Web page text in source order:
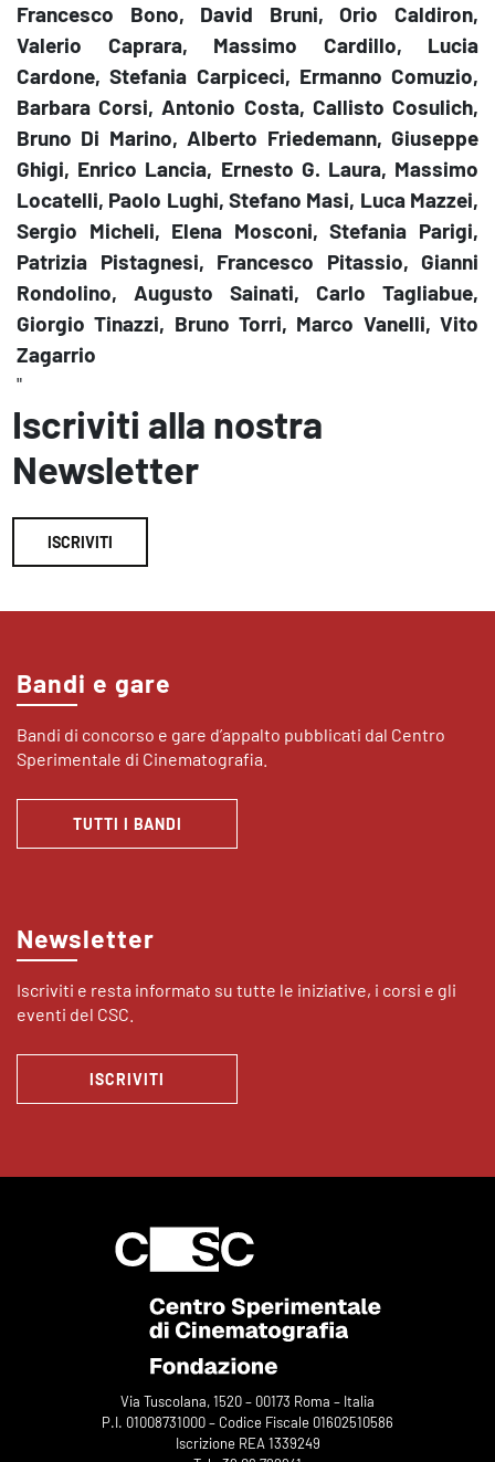
Francesco Bono, David Bruni, Orio Caldiron,
Valerio Caprara, Massimo Cardillo, Lucia
Cardone, Stefania Carpiceci, Ermanno Comuzio,
Barbara Corsi, Antonio Costa, Callisto Cosulich,
Bruno Di Marino, Alberto Friedemann, Giuseppe
Ghigi, Enrico Lancia, Ernesto G. Laura, Massimo
Locatelli, Paolo Lughi, Stefano Masi, Luca Mazzei,
Sergio Micheli, Elena Mosconi, Stefania Parigi,
Patrizia Pistagnesi, Francesco Pitassio, Gianni
Rondolino, Augusto Sainati, Carlo Tagliabue,
Giorgio Tinazzi, Bruno Torri, Marco Vanelli, Vito
Zagarrio
"
Iscriviti alla nostra
Newsletter
ISCRIVITI
Bandi e gare
Bandi di concorso e gare d’appalto pubblicati dal Centro
Sperimentale di Cinematografia.
TUTTI I BANDI
Newsletter
Iscriviti e resta informato su tutte le iniziative, i corsi e gli
eventi del CSC.
ISCRIVITI
Via Tuscolana, 1520 – 00173 Roma – Italia
P.I. 01008731000 – Codice Fiscale 01602510586
Iscrizione REA 1339249